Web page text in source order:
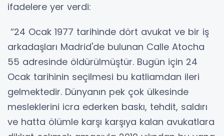
ifadelere yer verdi:
“24 Ocak 1977 tarihinde dört avukat ve bir iş
arkadaşları Madrid'de bulunan Calle Atocha
55 adresinde öldürülmüştür. Bugün için 24
Ocak tarihinin seçilmesi bu katliamdan ileri
gelmektedir. Dünyanın pek çok ülkesinde
mesleklerini icra ederken baskı, tehdit, saldırı
ve hatta ölümle karşı karşıya kalan avukatlara